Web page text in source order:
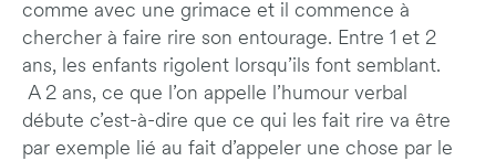
comme avec une grimace et il commence à
chercher à faire rire son entourage. Entre 1 et 2
ans, les enfants rigolent lorsqu’ils font semblant.
A 2 ans, ce que l’on appelle l’humour verbal
débute c’est-à-dire que ce qui les fait rire va être
par exemple lié au fait d’appeler une chose par le